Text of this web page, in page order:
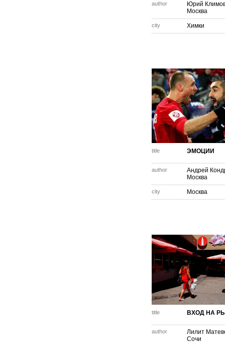
author
Юрий
Москва
city Химки
title ЭМОЦИИ
author
Андрей
Москва
city Москва
title ВХОД НА
author
Лилит
Сочи